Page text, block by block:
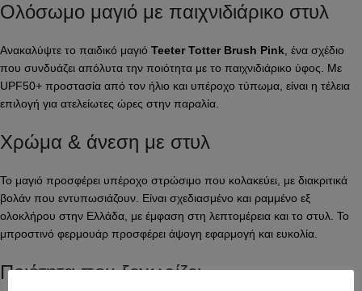
Ολόσωμο μαγιό με παιχνιδιάρικο στυλ
Ανακαλύψτε το παιδικό μαγιό Teeter Totter Brush Pink, ένα σχέδιο
που συνδυάζει απόλυτα την ποιότητα με το παιχνιδιάρικο ύφος. Με
UPF50+ προστασία από τον ήλιο και υπέροχο τύπωμα, είναι η τέλεια
επιλογή για ατελείωτες ώρες στην παραλία.
Χρώμα & άνεση με στυλ
Το μαγιό προσφέρει υπέροχο στρώσιμο που κολακεύει, με διακριτικά
βολάν που εντυπωσιάζουν. Είναι σχεδιασμένο και ραμμένο εξ
ολοκλήρου στην Ελλάδα, με έμφαση στη λεπτομέρεια και το στυλ. Το
μπροστινό φερμουάρ προσφέρει άψογη εφαρμογή και ευκολία.
Ποιότητα που ξεχωρίζει